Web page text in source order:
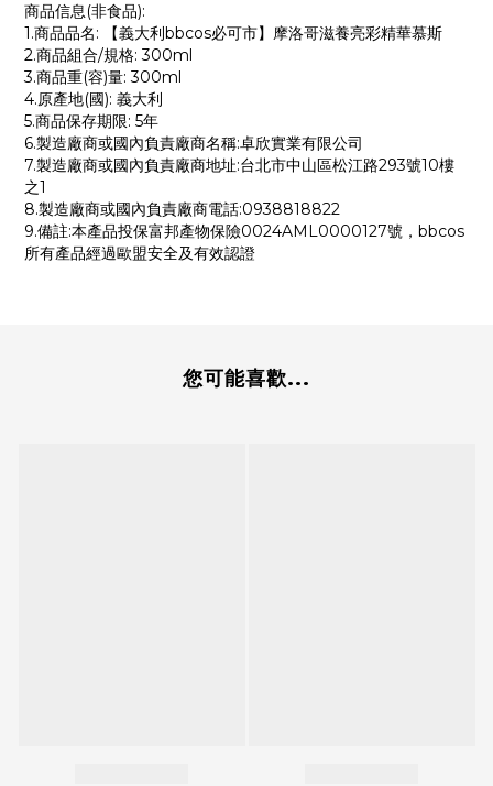
商品信息(非食品):
1.商品品名: 【義大利bbcos必可市】摩洛哥滋養亮彩精華慕斯
2.商品組合/規格: 300ml
3.商品重(容)量: 300ml
4.原產地(國): 義大利
5.商品保存期限: 5年
6.製造廠商或國內負責廠商名稱:卓欣實業有限公司
7.製造廠商或國內負責廠商地址:台北市中山區松江路293號10樓
之1
8.製造廠商或國內負責廠商電話:0938818822
9.備註:本產品投保富邦產物保險0024AML0000127號，bbcos
所有產品經過歐盟安全及有效認證
您可能喜歡...